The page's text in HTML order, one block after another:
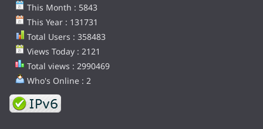
This Month : 5843
This Year : 131731
Total Users : 358483
Views Today : 2121
Total views : 2990469
Who's Online : 2